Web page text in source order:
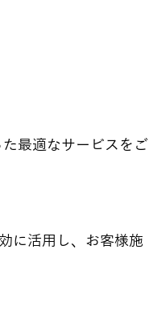
最適なサービスをご
に活用し、お客様施